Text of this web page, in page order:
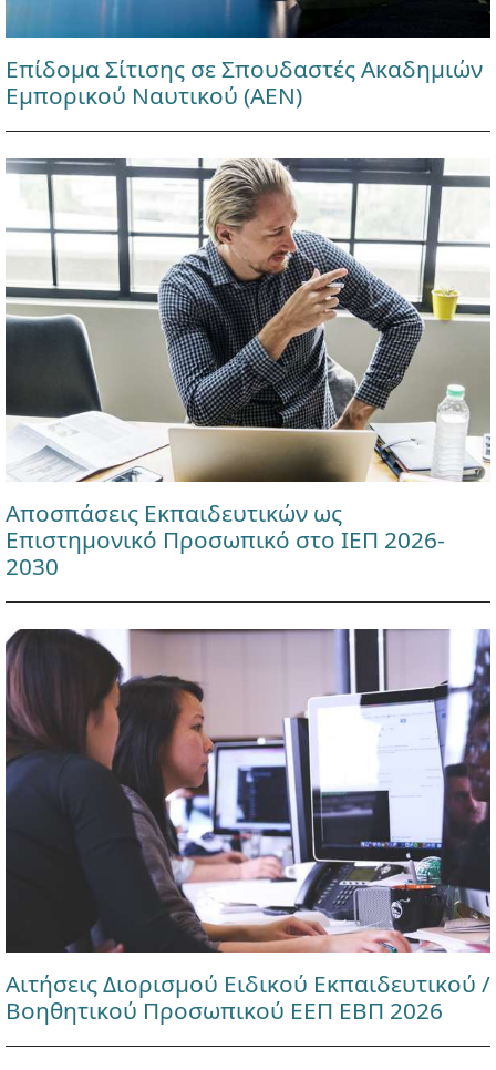
Επίδομα Σίτισης σε Σπουδαστές Ακαδημιών
Εμπορικού Ναυτικού (ΑΕΝ)
Αποσπάσεις Εκπαιδευτικών ως
Επιστημονικό Προσωπικό στο ΙΕΠ 2026-
2030
Αιτήσεις Διορισμού Ειδικού Εκπαιδευτικού /
Βοηθητικού Προσωπικού ΕΕΠ ΕΒΠ 2026